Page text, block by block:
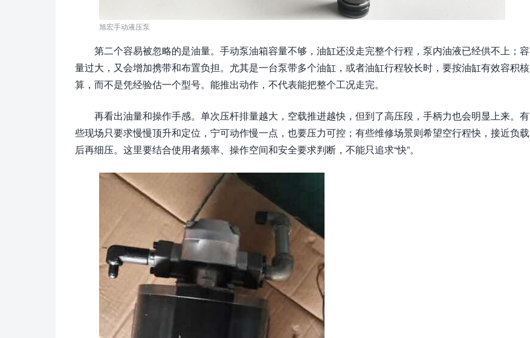
旭宏手动液压泵
第二个容易被忽略的是油量。手动泵油箱容量不够，油缸还没走完整个行程，泵内油液已经供不上；容
量过大，又会增加携带和布置负担。尤其是一台泵带多个油缸，或者油缸行程较长时，要按油缸有效容积核
算，而不是凭经验估一个型号。能推出动作，不代表能把整个工况走完。
再看出油量和操作手感。单次压杆排量越大，空载推进越快，但到了高压段，手柄力也会明显上来。有
些现场只要求慢慢顶升和定位，宁可动作慢一点，也要压力可控；有些维修场景则希望空行程快，接近负载
后再细压。这里要结合使用者频率、操作空间和安全要求判断，不能只追求“快”。